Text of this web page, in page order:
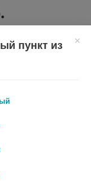
внешний вид и
пункт из